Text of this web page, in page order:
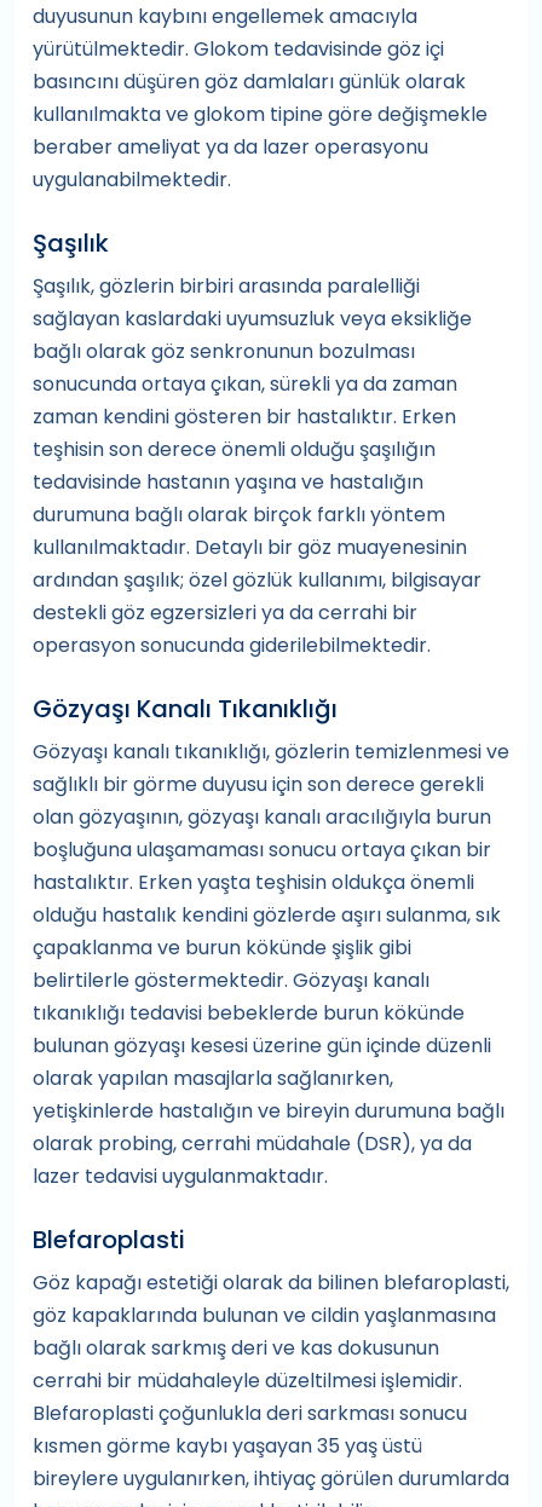
duyusunun kaybını engellemek amacıyla
yürütülmektedir. Glokom tedavisinde göz içi
basıncını düşüren göz damlaları günlük olarak
kullanılmakta ve glokom tipine göre değişmekle
beraber ameliyat ya da lazer operasyonu
uygulanabilmektedir.
Şaşılık
Şaşılık, gözlerin birbiri arasında paralelliği
sağlayan kaslardaki uyumsuzluk veya eksikliğe
bağlı olarak göz senkronunun bozulması
sonucunda ortaya çıkan, sürekli ya da zaman
zaman kendini gösteren bir hastalıktır. Erken
teşhisin son derece önemli olduğu şaşılığın
tedavisinde hastanın yaşına ve hastalığın
durumuna bağlı olarak birçok farklı yöntem
kullanılmaktadır. Detaylı bir göz muayenesinin
ardından şaşılık; özel gözlük kullanımı, bilgisayar
destekli göz egzersizleri ya da cerrahi bir
operasyon sonucunda giderilebilmektedir.
Gözyaşı Kanalı Tıkanıklığı
Gözyaşı kanalı tıkanıklığı, gözlerin temizlenmesi ve
sağlıklı bir görme duyusu için son derece gerekli
olan gözyaşının, gözyaşı kanalı aracılığıyla burun
boşluğuna ulaşamaması sonucu ortaya çıkan bir
hastalıktır. Erken yaşta teşhisin oldukça önemli
olduğu hastalık kendini gözlerde aşırı sulanma, sık
çapaklanma ve burun kökünde şişlik gibi
belirtilerle göstermektedir. Gözyaşı kanalı
tıkanıklığı tedavisi bebeklerde burun kökünde
bulunan gözyaşı kesesi üzerine gün içinde düzenli
olarak yapılan masajlarla sağlanırken,
yetişkinlerde hastalığın ve bireyin durumuna bağlı
olarak probing, cerrahi müdahale (DSR), ya da
lazer tedavisi uygulanmaktadır.
Blefaroplasti
Göz kapağı estetiği olarak da bilinen blefaroplasti,
göz kapaklarında bulunan ve cildin yaşlanmasına
bağlı olarak sarkmış deri ve kas dokusunun
cerrahi bir müdahaleyle düzeltilmesi işlemidir.
Blefaroplasti çoğunlukla deri sarkması sonucu
kısmen görme kaybı yaşayan 35 yaş üstü
bireylere uygulanırken, ihtiyaç görülen durumlarda